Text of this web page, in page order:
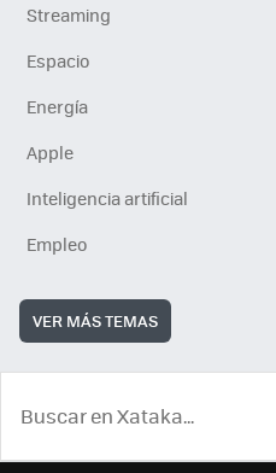
Streaming
Espacio
Energía
Apple
Inteligencia artificial
Empleo
VER MÁS TEMAS